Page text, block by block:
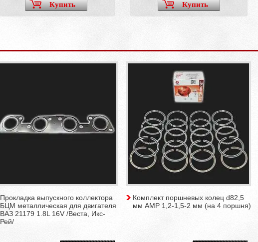
Купить Купить
Прокладка выпускного коллектора
БЦМ металлическая для двигателя
ВАЗ 21179 1.8L 16V /Веста, Икс-
Рей/
Комплект поршневых колец d82,5
мм AMP 1,2-1,5-2 мм (на 4 поршня)